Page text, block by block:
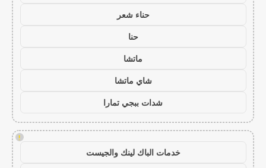
حناء شعر
حنا
ماتشا
شاي ماتشا
شدات ببجي تمارا
!
خدمات الباك لينك والجيست